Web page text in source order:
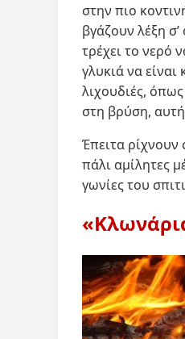
στην πιο
βγάζουν λέξη
τρέχει το νερό
γλυκιά να
λιχουδιές,
στη βρύση,
Έπειτα ρίχνουν
πάλι αμίλητες
γωνίες του